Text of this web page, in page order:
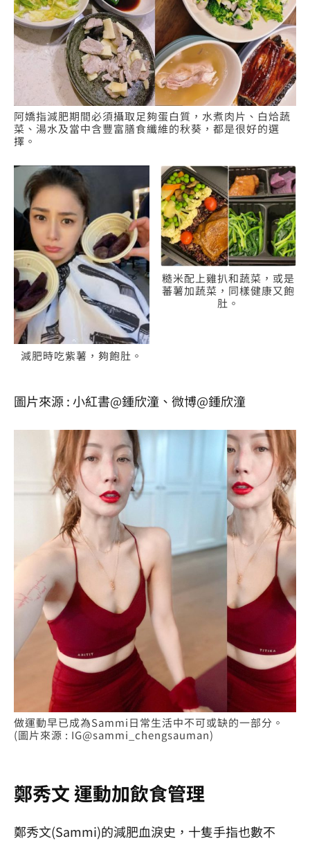
阿嬌指減肥期間必須攝取足夠蛋白質，水煮肉片、白烚蔬
菜、湯水及當中含豐富膳食纖維的秋葵，都是很好的選
擇。
減肥時吃紫薯，夠飽肚。
糙米配上雞扒和蔬菜，或是
蕃薯加蔬菜，同樣健康又飽
肚。
圖片來源 : 小紅書@鍾欣潼、微博@鍾欣潼
做運動早已成為Sammi日常生活中不可或缺的一部分。
(圖片來源 : IG@sammi_chengsauman)
鄭秀文 運動加飲食管理
鄭秀文(Sammi)的減肥血淚史，十隻手指也數不